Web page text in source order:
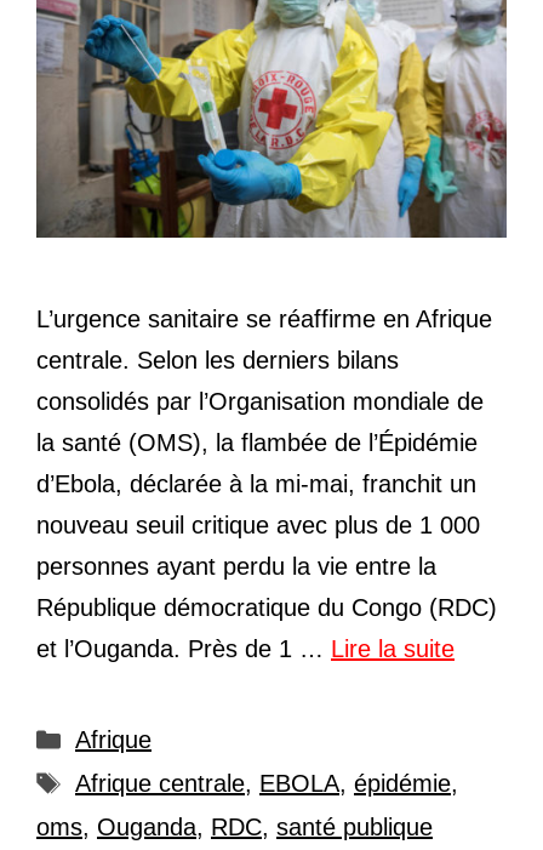
L’urgence sanitaire se réaffirme en Afrique
centrale. Selon les derniers bilans
consolidés par l’Organisation mondiale de
la santé (OMS), la flambée de l’Épidémie
d’Ebola, déclarée à la mi-mai, franchit un
nouveau seuil critique avec plus de 1 000
personnes ayant perdu la vie entre la
République démocratique du Congo (RDC)
et l’Ouganda. Près de 1 … Lire la suite
Catégories
Afrique
Étiquettes
Afrique centrale, EBOLA, épidémie,
oms, Ouganda, RDC, santé publique